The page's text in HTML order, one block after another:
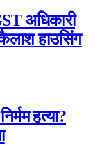
अधिकारी
हाउसिंग
हत्या?